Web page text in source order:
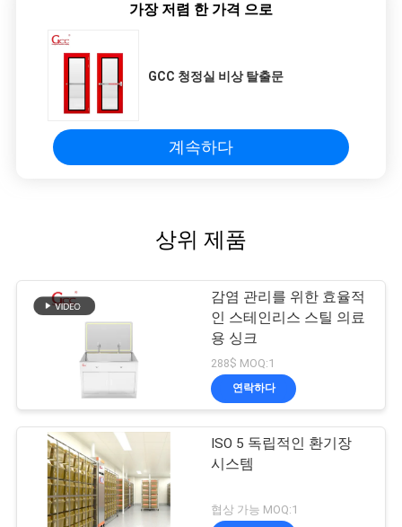
가장 저렴 한 가격 으로
GCC 청정실 비상 탈출문
계속하다
상위 제품
감염 관리를 위한 효율적
인 스테인리스 스틸 의료
용 싱크
288$ MOQ:1
연락하다
ISO 5 독립적인 환기장
시스템
협상 가능 MOQ:1